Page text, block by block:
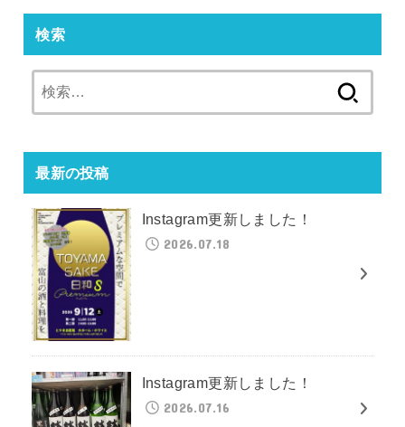
検索
索:
最新の投稿
Instagram更新しました！
2026.07.18
Instagram更新しました！
2026.07.16